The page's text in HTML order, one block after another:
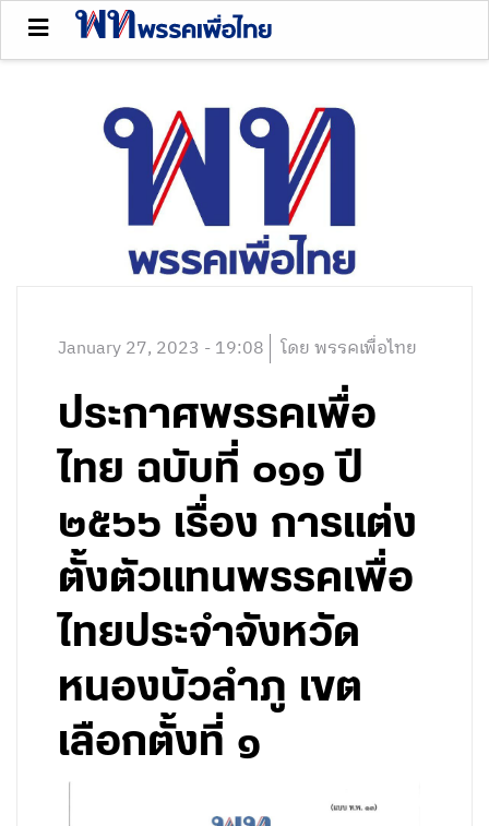
January 27, 2023 - 19:08 โดย พรรคเพื่อไทย
ประกาศพรรคเพื่อ
ไทย ฉบับที่ ๐๑๑ ปี
๒๕๖๖ เรื่อง การแต่ง
ตั้งตัวแทนพรรคเพื่อ
ไทยประจำจังหวัด
หนองบัวลำภู เขต
เลือกตั้งที่ ๑